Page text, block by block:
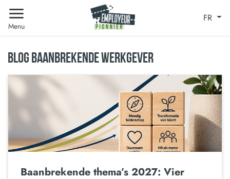
Menu
FR
BLOG BAANBREKENDE WERKGEVER
Baanbrekende thema’s 2027: Vier